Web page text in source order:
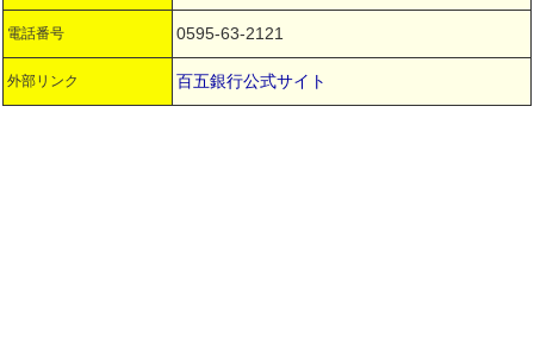
電話番号 0595-63-2121
外部リンク 百五銀行公式サイト